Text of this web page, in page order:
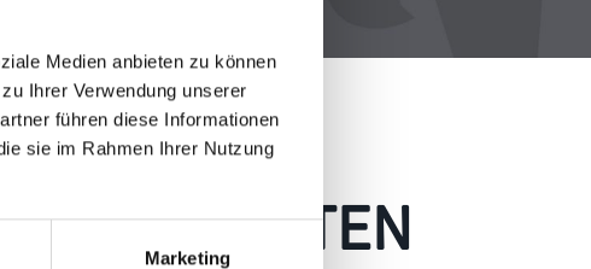
Medien anbieten zu können
Ihrer Verwendung unserer
führen diese Informationen
sie im Rahmen Ihrer Nutzung
Marketing